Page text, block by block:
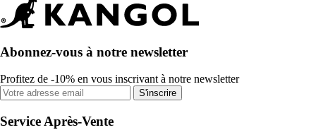
Abonnez-vous à notre newsletter
Profitez de -10% en vous inscrivant à notre newsletter
S'inscrire
Service Après-Vente